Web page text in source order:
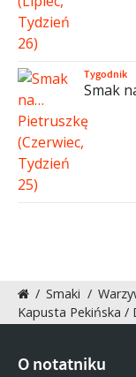
Tygodnik
Smak
/ Smaki /
Kapusta Pekińska /
O notatniku